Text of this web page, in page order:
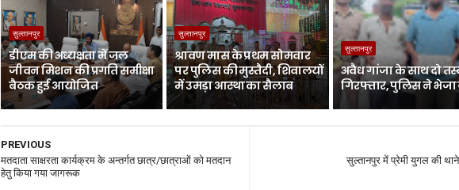
सुल्तानपुर
डीएम की अध्यक्षता में जल
जीवन मिशन की प्रगति समीक्षा
बैठक हुई आयोजित
सुल्तानपुर
श्रावण मास के प्रथम सोमवार
पर पुलिस की मुस्तैदी, शिवालयों
में उमड़ा आस्था का सैलाब
सुल्तानपुर
अवैध गांजा के साथ दो
गिरफ्तार, पुलिस ने
सुल्तानपुर में प्रेमी युगल की थाने
PREVIOUS
मतदाता साक्षरता कार्यक्रम के अन्तर्गत छात्र/छात्राओं को मतदान
हेतु किया गया जागरूक